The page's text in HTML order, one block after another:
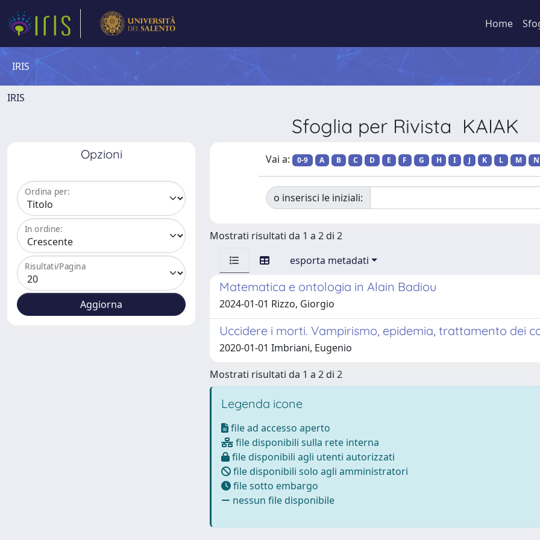
Home
IRIS
IRIS
Sfoglia per Rivista KAIAK
Opzioni
Ordina per:
In ordine:
Risultati/Pagina
Vai a: 0-9 A B C D E F G H I J K L M N
o inserisci le iniziali:
Mostrati risultati da 1 a 2 di 2
esporta metadati
Matematica e ontologia in Alain Badiou
2024-01-01 Rizzo, Giorgio
Uccidere i morti. Vampirismo, epidemia, trattamento dei
2020-01-01 Imbriani, Eugenio
Mostrati risultati da 1 a 2 di 2
Legenda icone
file ad accesso aperto
file disponibili sulla rete interna
file disponibili agli utenti autorizzati
file disponibili solo agli amministratori
file sotto embargo
nessun file disponibile